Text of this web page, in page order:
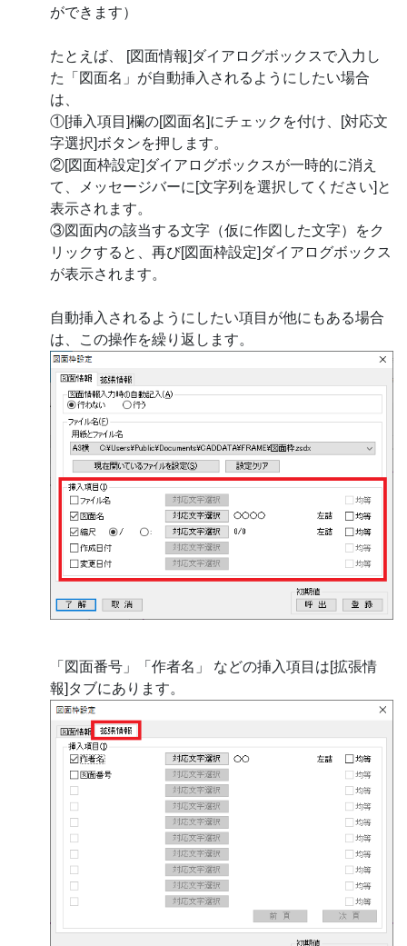
ができます）
たとえば、 [図面情報]ダイアログボックスで入力し
た「図面名」が自動挿入されるようにしたい場合
は、
①[挿入項目]欄の[図面名]にチェックを付け、[対応文
字選択]ボタンを押します。
②[図面枠設定]ダイアログボックスが一時的に消え
て、メッセージバーに[文字列を選択してください]と
表示されます。
③図面内の該当する文字（仮に作図した文字）をク
リックすると、再び[図面枠設定]ダイアログボックス
が表示されます。
自動挿入されるようにしたい項目が他にもある場合
は、この操作を繰り返します。
「図面番号」「作者名」 などの挿入項目は[拡張情
報]タブにあります。